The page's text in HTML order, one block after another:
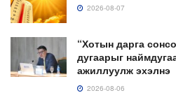
2026-08-07
“Хотын дарга
дугаарыг
ажиллуулж эхэлнэ
2026-08-06